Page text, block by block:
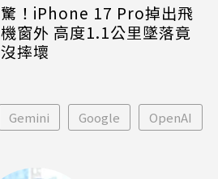
驚！iPhone 17 Pro掉出飛
機窗外 高度1.1公里墜落竟
沒摔壞
Gemini Google OpenAI